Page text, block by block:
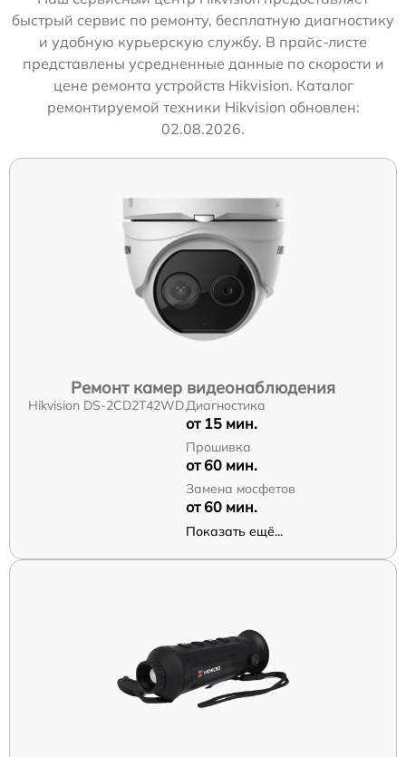
быстрый сервис по ремонту, бесплатную диагностику
и удобную курьерскую службу. В прайс-листе
представлены усредненные данные по скорости и
цене ремонта устройств Hikvision. Каталог
ремонтируемой техники Hikvision обновлен:
02.08.2026.
Ремонт камер видеонаблюдения
Hikvision DS-2CD2T42WDДиагностика
от 15 мин.
Прошивка
от 60 мин.
Замена мосфетов
от 60 мин.
Показать ещё...